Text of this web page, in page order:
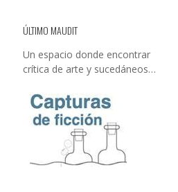
ÚLTIMO MAUDIT
Un espacio donde encontrar
crítica de arte y sucedáneos…